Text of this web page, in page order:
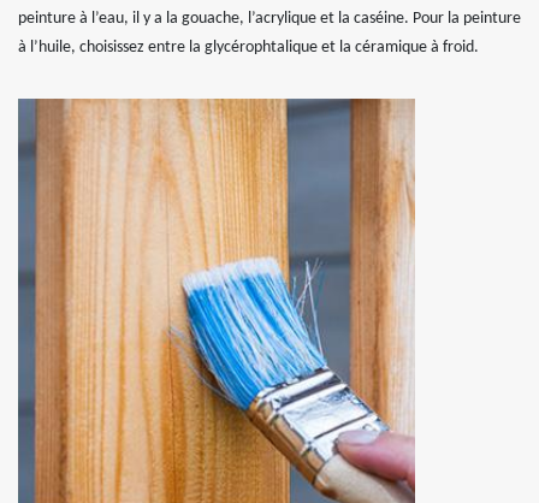
peinture à l’eau, il y a la gouache, l’acrylique et la caséine. Pour la peinture
à l’huile, choisissez entre la glycérophtalique et la céramique à froid.